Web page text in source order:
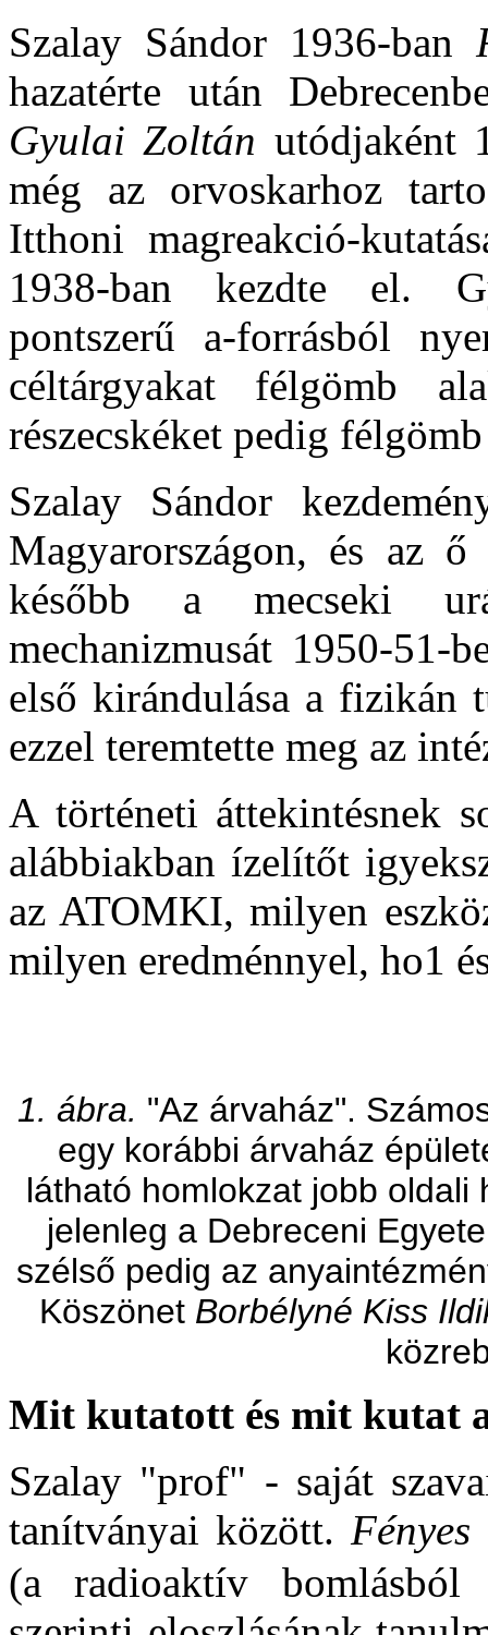
Szalay Sándor 1936-ban
hazatérte után
Gyulai Zoltán utódjaként
még az orvoskarhoz
Itthoni magreakció-
1938-ban kezdte el.
pontszerű a-forrásból
céltárgyakat félgömb
részecskéket pedig
Szalay Sándor
Magyarországon, és az
később a mecseki
mechanizmusát 1950-51-
első kirándulása a fizikán
ezzel teremtette meg az
A történeti áttekintésnek
alábbiakban ízelítőt
az ATOMKI, milyen
milyen eredménnyel, ho1
1. ábra. "Az árvaház".
egy korábbi árvaház
látható homlokzat jobb oldali
jelenleg a Debreceni
szélső pedig az
Köszönet Borbélyné Kiss
Mit kutatott és mit kutat
Szalay "prof" - saját
tanítványai között.
(a radioaktív bomlásból